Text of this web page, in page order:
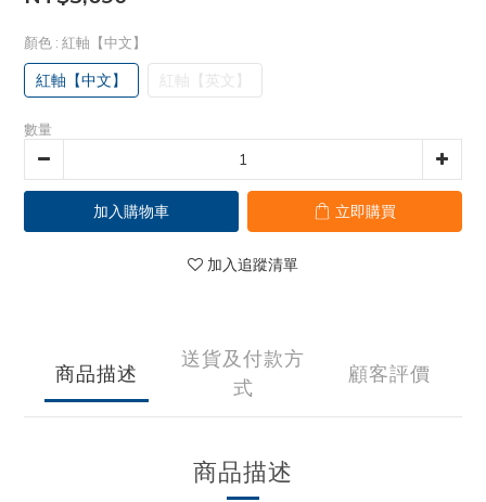
顏色 : 紅軸【中文】
紅軸【中文】 紅軸【英文】
數量
加入購物車 立即購買
加入追蹤清單
商品描述
送貨及付款方
式
顧客評價
商品描述